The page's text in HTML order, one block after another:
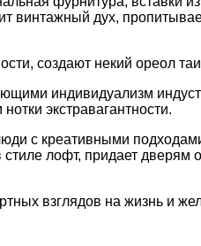
винтажный дух,
создают некий ореол
индивидуализм
экстравагантности.
с креативными
лофт, придает дверям
взглядов на жизнь и